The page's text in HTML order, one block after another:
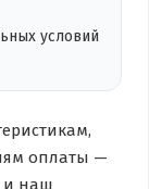
условий
оплаты —